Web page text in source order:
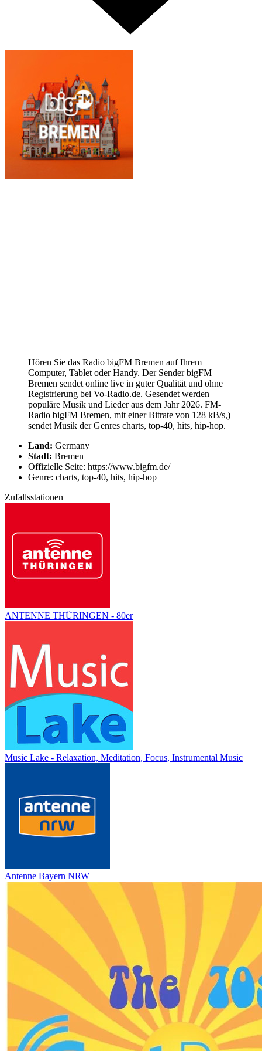
Hören Sie das Radio bigFM Bremen auf Ihrem
Computer, Tablet oder Handy. Der Sender bigFM
Bremen sendet online live in guter Qualität und ohne
Registrierung bei Vo-Radio.de. Gesendet werden
populäre Musik und Lieder aus dem Jahr 2026. FM-
Radio bigFM Bremen, mit einer Bitrate von 128 kB/s,)
sendet Musik der Genres charts, top-40, hits, hip-hop.
Land: Germany
Stadt: Bremen
Offizielle Seite: https://www.bigfm.de/
Genre: charts, top-40, hits, hip-hop
Zufallsstationen
ANTENNE THÜRINGEN - 80er
Music Lake - Relaxation, Meditation, Focus, Instrumental Music
Antenne Bayern NRW